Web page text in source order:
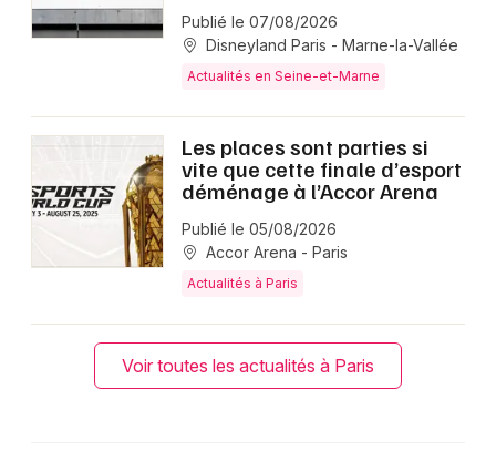
Publié le 07/08/2026
Disneyland Paris - Marne-la-Vallée
Actualités en Seine-et-Marne
Les places sont parties si
vite que cette finale d’esport
déménage à l’Accor Arena
Publié le 05/08/2026
Accor Arena - Paris
Actualités à Paris
Voir toutes les actualités à Paris